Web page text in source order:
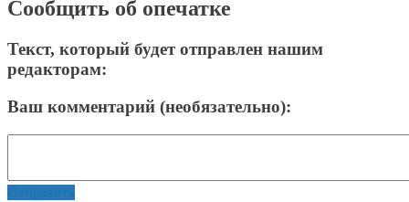
Сообщить об опечатке
Текст, который будет отправлен нашим
редакторам:
Ваш комментарий (необязательно):
Отправить